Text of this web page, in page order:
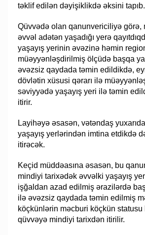
təklif edilən dəyişiklikdə əksini tapıb.
Qüvvədə olan qanunvericiliyə görə,
əvvəl adətən yaşadığı yerə
yaşayış yerinin əvəzinə həmin
müəyyənləşdirilmiş ölçüdə başqa
əvəzsiz qaydada təmin edildikdə,
dövlətin xüsusi qərarı ilə
səviyyədə yaşayış yeri ilə təmin
itirir.
Layihəyə əsasən, vətəndaş
yaşayış yerlərindən imtina etdikdə
itirəcək.
Keçid müddəasına əsasən, bu
mindiyi tarixədək əvvəlki yaşayış
işğaldan azad edilmiş ərazilərdə
ilə əvəzsiz qaydada təmin edilmiş
köçkünlərin məcburi köçkün statusu
qüvvəyə mindiyi tarixdən itirilir.